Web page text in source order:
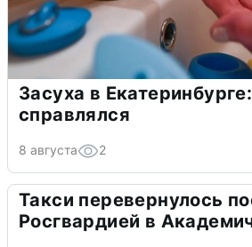
Засуха в
справлялся
8 августа 2
Такси перевернулось
Росгвардией в